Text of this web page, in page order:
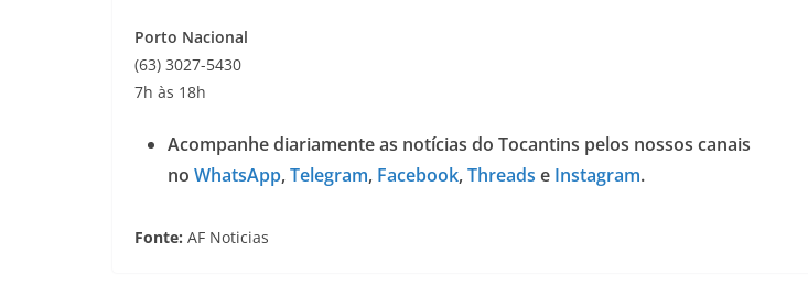
Porto Nacional
(63) 3027-5430
7h às 18h
Acompanhe diariamente as notícias do Tocantins pelos nossos canais
no WhatsApp,Telegram, Facebook,Threads e Instagram.
Fonte: AF Noticias